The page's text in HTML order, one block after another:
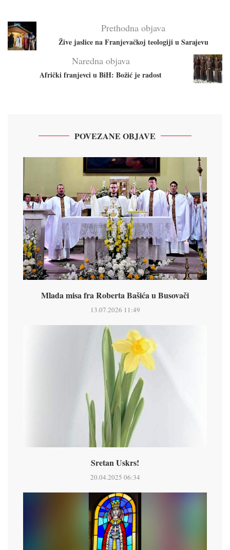
Prethodna objava
Žive jaslice na Franjevačkoj teologiji u Sarajevu
Naredna objava
Afrički franjevci u BiH: Božić je radost
POVEZANE OBJAVE
Mlada misa fra Roberta Bašića u Busovači
13.07.2026 11:49
Sretan Uskrs!
20.04.2025 06:34